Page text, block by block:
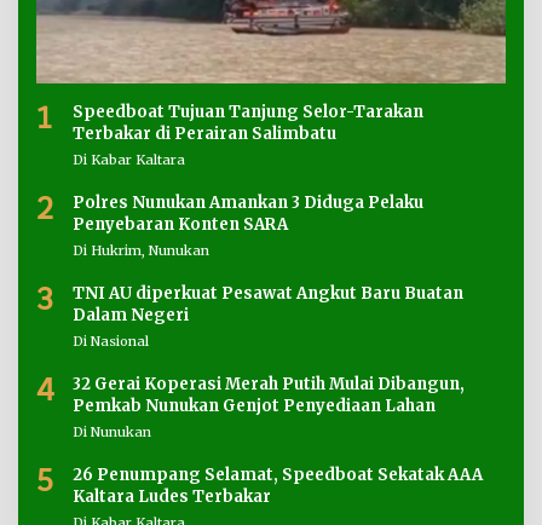
1
Speedboat Tujuan Tanjung Selor-Tarakan
Terbakar di Perairan Salimbatu
Di Kabar Kaltara
2
Polres Nunukan Amankan 3 Diduga Pelaku
Penyebaran Konten SARA
Di Hukrim, Nunukan
3
TNI AU diperkuat Pesawat Angkut Baru Buatan
Dalam Negeri
Di Nasional
4
32 Gerai Koperasi Merah Putih Mulai Dibangun,
Pemkab Nunukan Genjot Penyediaan Lahan
Di Nunukan
5
26 Penumpang Selamat, Speedboat Sekatak AAA
Kaltara Ludes Terbakar